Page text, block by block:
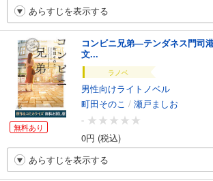
あらすじを表示する
無料あり
コンビニ兄弟―テンダネス門司
文...
ラノベ
男性向けライトノベル
町田そのこ / 瀬戸ましお
-
0円 (税込)
あらすじを表示する